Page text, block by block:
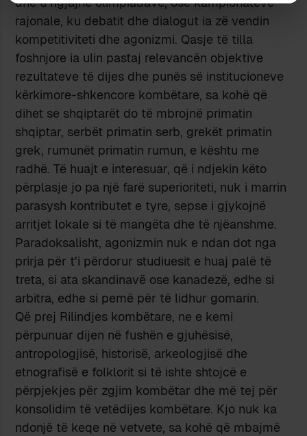
rajonale, ku debatit dhe dialogut ia zë vendin
kompetitiviteti dhe agonizmi. Qasje të tilla
foshnjore ia ulin pastaj relevancën objektive
rezultateve të dijes dhe punës së institucioneve
kërkimore-shkencore kombëtare, sa kohë që
dihet se shqiptarët do të mbrojnë primatin
shqiptar, serbët primatin serb, grekët primatin
grek, rumunët primatin rumun, e kështu me
radhë. Të huajt e interesuar, që i ndjekin këto
përplasje jo pa një farë superioriteti, nuk i marrin
parasysh kontributet e tyre, sepse i gjykojnë
arritjet lokale si të mangëta dhe të njëanshme.
Paradoksalisht, agonizmin nuk e ndan dot nga
prirja për t’i përdorur studiuesit e huaj palë të
treta, si ata skandinavë ose kanadezë, edhe si
arbitra, edhe si pemë për të lidhur gomarin.
Që prej Rilindjes kombëtare, ne e kemi
përpunuar dijen në fushën e gjuhësisë,
antropologjisë, historisë, arkeologjisë dhe
etnografisë e folklorit si të ishte shtojcë e
përpjekjes për zgjim kombëtar dhe më tej për
konsolidim të vetëdijes kombëtare. Kjo nuk ka
ndonjë të keqe në vetvete, sa kohë që mbajmë